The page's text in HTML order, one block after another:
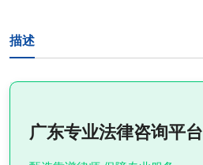
描述
广东专业法律咨询平台